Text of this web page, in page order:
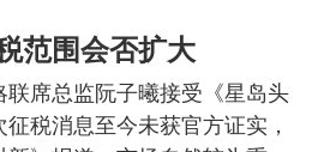
范围会否扩大
席总监阮子曦接受《星岛头
税消息至今未获官方证实，